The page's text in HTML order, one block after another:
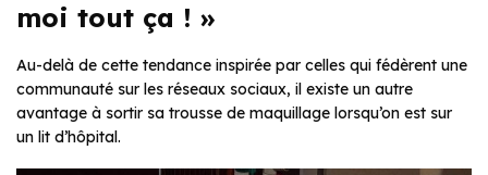
moi tout ça ! »
Au-delà de cette tendance inspirée par celles qui fédèrent une
communauté sur les réseaux sociaux, il existe un autre
avantage à sortir sa trousse de maquillage lorsqu’on est sur
un lit d’hôpital.